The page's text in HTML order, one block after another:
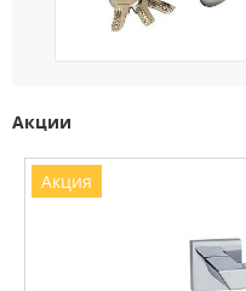
Акции
Акция